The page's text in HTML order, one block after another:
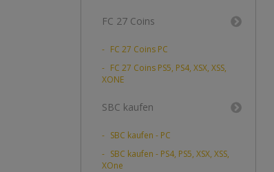
FC 27 Coins
FC 27 Coins PC
FC 27 Coins PS5, PS4, XSX, XSS,
XONE
SBC kaufen
SBC kaufen - PC
SBC kaufen - PS4, PS5, XSX, XSS,
XOne